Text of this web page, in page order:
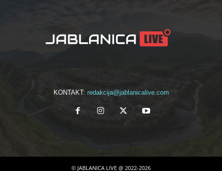
KONTAKT: redakcija@jablanicalive.com
© JABLANICA LIVE @ 2022-2026